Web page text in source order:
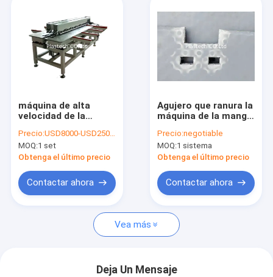
Productos
Vídeos
Sobre nosotros
Pida una cita
Tablero del panal de los PP
Caja de la manga de la plataforma
máquina de alta
velocidad de la
del extremo 8kw para
el tablero plástico
Precio:USD8000-USD25000
MOQ:1 set
Obtenga el último precio
Contactar ahora
Agujero que ranura la
máquina de la manga
guardia de la burbuja
de los PP
Precio:negotiable
MOQ:1 sistema
Obtenga el último precio
Contactar ahora
Vea más
Deja Un Mensaje